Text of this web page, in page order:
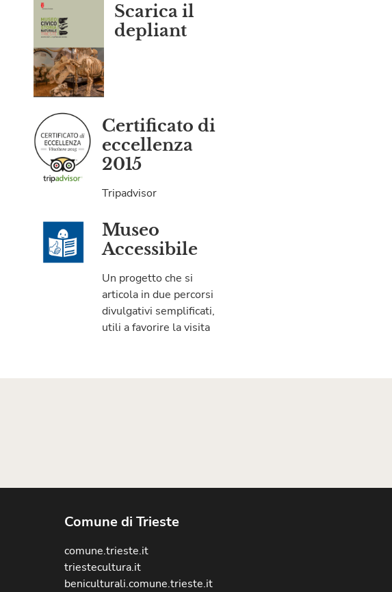
Scarica il
depliant
Certificato di
eccellenza
2015
Tripadvisor
Museo
Accessibile
Un progetto che si
articola in due percorsi
divulgativi semplificati,
utili a favorire la visita
Comune di Trieste
comune.trieste.it
triestecultura.it
beniculturali.comune.trieste.it